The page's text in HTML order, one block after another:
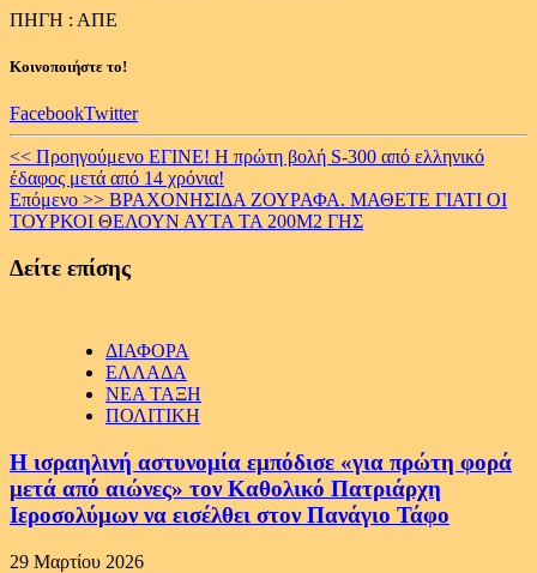
ΠΗΓΗ : ΑΠΕ
Κοινοποιήστε το!
FacebookTwitter
Continue
Reading
<< Προηγούμενο ΕΓΙΝΕ! Η πρώτη βολή S-300 από ελληνικό
έδαφος μετά από 14 χρόνια!
Επόμενο >> ΒΡΑΧΟΝΗΣΙΔΑ ΖΟΥΡΑΦΑ. ΜΑΘΕΤΕ ΓΙΑΤΙ ΟΙ
ΤΟΥΡΚΟΙ ΘΕΛΟΥΝ ΑΥΤΑ ΤΑ 200Μ2 ΓΗΣ
Δείτε επίσης
ΔΙΑΦΟΡΑ
ΕΛΛΑΔΑ
ΝΕΑ ΤΑΞΗ
ΠΟΛΙΤΙΚΗ
Η ισραηλινή αστυνομία εμπόδισε «για πρώτη φορά
μετά από αιώνες» τον Καθολικό Πατριάρχη
Ιεροσολύμων να εισέλθει στον Πανάγιο Τάφο
29 Μαρτίου 2026